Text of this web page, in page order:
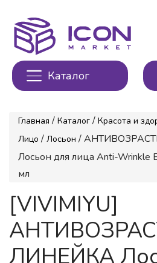
Каталог
Главная / Каталог / Красота и
Лицо / Лосьон /
Лосьон для лица Anti-Wrinkle
мл
[VIVIMIYU]
ЛИНЕЙКА